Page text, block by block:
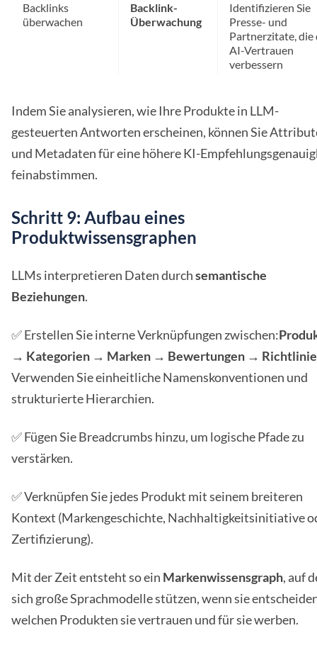
Backlinks
überwachen
Backlink-
Überwachung
Identifizieren Sie
Presse- und
Partnerzitate, die
AI-Vertrauen
verbessern
Indem Sie analysieren, wie Ihre Produkte in LLM-
gesteuerten Antworten erscheinen, können Sie
und Metadaten für eine höhere KI-
feinabstimmen.
Schritt 9: Aufbau eines
Produktwissensgraphen
LLMs interpretieren Daten durchsemantische
Beziehungen.
✅ Erstellen Sie interne Verknüpfungen zwischen:
→ Kategorien → Marken → Bewertungen →
Verwenden Sie einheitliche Namenskonventionen und
strukturierte Hierarchien.
✅ Fügen Sie Breadcrumbs hinzu, um logische Pfade zu
verstärken.
✅ Verknüpfen Sie jedes Produkt mit seinem breiteren
Kontext (Markengeschichte, Nachhaltigkeitsinitiative
Zertifizierung).
Mit der Zeit entsteht so ein Markenwissensgraph, auf
sich große Sprachmodelle stützen, wenn sie
welchen Produkten sie vertrauen und für sie werben.